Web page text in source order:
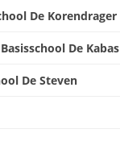
De Korendrager
De Kabas
De Steven